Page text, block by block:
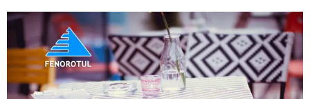
vinilos